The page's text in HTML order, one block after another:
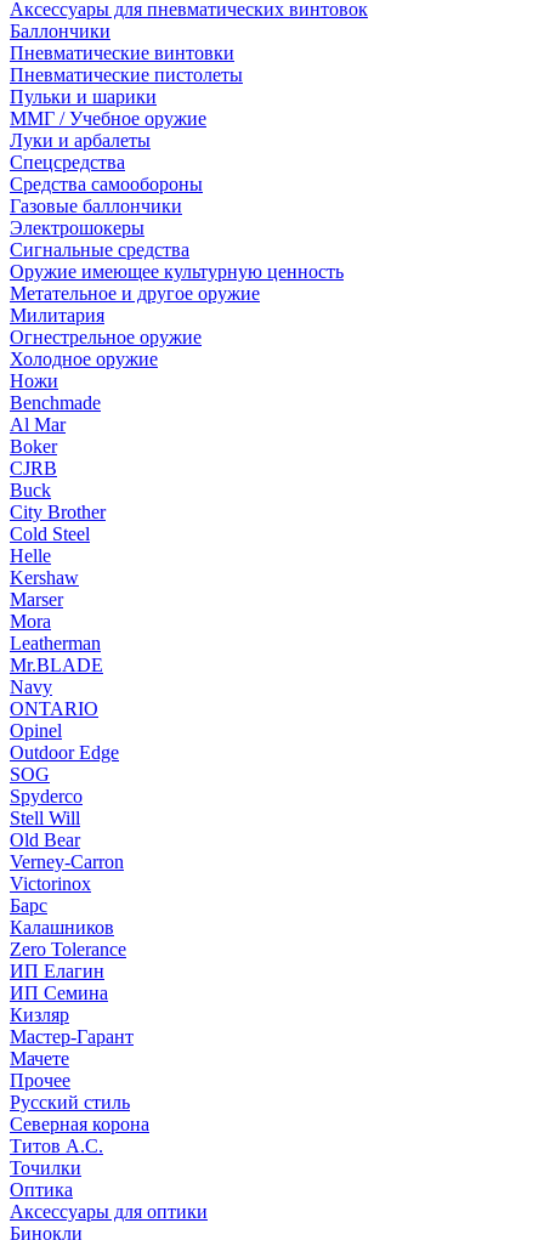
Аксессуары для пневматических винтовок
Баллончики
Пневматические винтовки
Пневматические пистолеты
Пульки и шарики
ММГ / Учебное оружие
Луки и арбалеты
Спецсредства
Средства самообороны
Газовые баллончики
Электрошокеры
Сигнальные средства
Оружие имеющее культурную ценность
Метательное и другое оружие
Милитария
Огнестрельное оружие
Холодное оружие
Ножи
Benchmade
Al Mar
Boker
CJRB
Buck
City Brother
Cold Steel
Helle
Kershaw
Marser
Mora
Leatherman
Mr.BLADE
Navy
ONTARIO
Opinel
Outdoor Edge
SOG
Spyderco
Stell Will
Old Bear
Verney-Carron
Victorinox
Барс
Калашников
Zero Tolerance
ИП Елагин
ИП Семина
Кизляр
Мастер-Гарант
Мачете
Прочее
Русский стиль
Северная корона
Титов А.С.
Точилки
Оптика
Аксессуары для оптики
Бинокли